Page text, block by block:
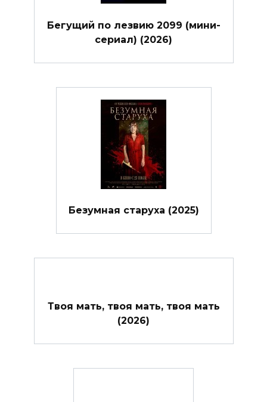
Бегущий по лезвию 2099 (мини-
сериал) (2026)
Безумная старуха (2025)
Твоя мать, твоя мать, твоя мать
(2026)